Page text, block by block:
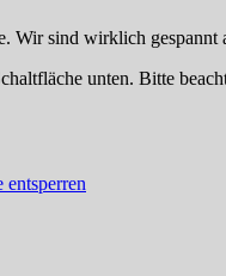
Wir sind wirklich gespannt
unten. Bitte